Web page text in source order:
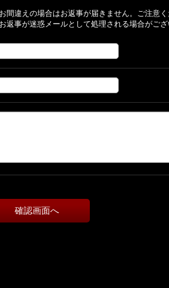
間違えの場合はお返事が届きません。ご注意く
返事が迷惑メールとして処理される場合がご